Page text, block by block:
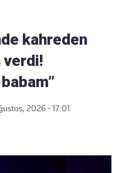
kahreden
verdi!
2026 - 17:01